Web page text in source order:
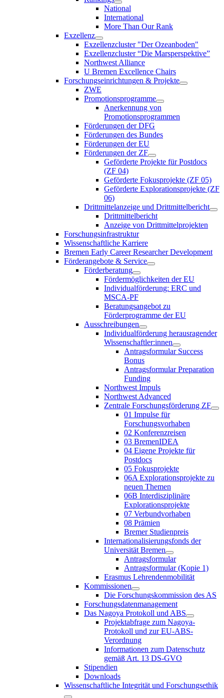
National
International
More Than Our Rank
Exzellenz
Exzellenzcluster "Der Ozeanboden"
Exzellenzcluster “Die Marsperspektive”
Northwest Alliance
U Bremen Excellence Chairs
Forschungseinrichtungen & Projekte
ZWE
Promotionsprogramme
Anerkennung von
Promotionsprogrammen
Förderungen der DFG
Förderungen des Bundes
Förderungen der EU
Förderungen der ZF
Geförderte Projekte für Postdocs
(ZF 04)
Geförderte Fokusprojekte (ZF 05)
Geförderte Explorationsprojekte (ZF
06)
Drittmittelanzeige und Drittmittelbericht
Drittmittelbericht
Anzeige von Drittmittelprojekten
Forschungsinfrastruktur
Wissenschaftliche Karriere
Bremen Early Career Researcher Development
Förderangebote & Service
Förderberatung
Fördermöglichkeiten der EU
Individualförderung: ERC und
MSCA-PF
Beratungsangebot zu
Förderprogramme der EU
Ausschreibungen
Individualförderung herausragender
Wissenschaftler:innen
Antragsformular Success
Bonus
Antragsformular Preparation
Funding
Northwest Impuls
Northwest Advanced
Zentrale Forschungsförderung ZF
01 Impulse für
Forschungsvorhaben
02 Konferenzreisen
03 BremenIDEA
04 Eigene Projekte für
Postdocs
05 Fokusprojekte
06A Explorationsprojekte zu
neuen Themen
06B Interdisziplinäre
Explorationsprojekte
07 Verbundvorhaben
08 Prämien
Bremer Studienpreis
Internationalisierungsfonds der
Universität Bremen
Antragsformular
Antragsformular (Kopie 1)
Erasmus Lehrendenmobilität
Kommissionen
Die Forschungskommission des AS
Forschungsdatenmanagement
Das Nagoya Protokoll und ABS
Projektabfrage zum Nagoya-
Protokoll und zur EU-ABS-
Verordnung
Informationen zum Datenschutz
gemäß Art. 13 DS-GVO
Stipendien
Downloads
Wissenschaftliche Integrität und Forschungsethik